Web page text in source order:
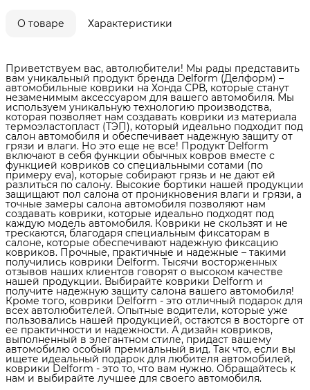
О товаре Характеристики
Приветствуем вас, автолюбители! Мы рады представить
вам уникальный продукт бренда Delform (Делформ) –
автомобильные коврики на Хонда СРВ, которые станут
незаменимым аксессуаром для вашего автомобиля. Мы
используем уникальную технологию производства,
которая позволяет нам создавать коврики из материала
термоэластопласт (ТЭП), который идеально подходит под
салон автомобиля и обеспечивает надежную защиту от
грязи и влаги. Но это еще не все! Продукт Delform
включают в себя функции обычных ковров вместе с
функцией ковриков со специальными сотами (по
примеру eva), которые собирают грязь и не дают ей
разлиться по салону. Высокие бортики нашей продукции
защищают пол салона от проникновения влаги и грязи, а
точные замеры салона автомобиля позволяют нам
создавать коврики, которые идеально подходят под
каждую модель автомобиля. Коврики не скользят и не
трескаются, благодаря специальным фиксаторам в
салоне, которые обеспечивают надежную фиксацию
ковриков. Прочные, практичные и надежные – такими
получились коврики Delform. Тысячи восторженных
отзывов наших клиентов говорят о высоком качестве
нашей продукции. Выбирайте коврики Delform и
получите надежную защиту салона вашего автомобиля!
Кроме того, коврики Delform - это отличный подарок для
всех автолюбителей. Опытные водители, которые уже
пользовались нашей продукцией, остаются в восторге от
ее практичности и надежности. А дизайн ковриков,
выполненный в элегантном стиле, придаст вашему
автомобилю особый премиальный вид. Так что, если вы
ищете идеальный подарок для любителя автомобилей,
коврики Delform - это то, что вам нужно. Обращайтесь к
нам и выбирайте лучшее для своего автомобиля.